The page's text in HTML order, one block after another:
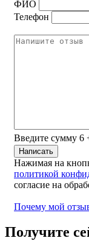
ФИО
Телефон
Введите сумму 6
Нажимая на
политикой
согласие на
Почему мой
Получите